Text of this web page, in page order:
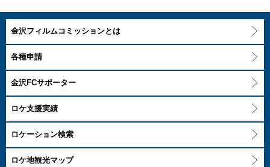
金沢フィルムコミッションとは
各種申請
金沢FCサポーター
ロケ支援実績
ロケーション検索
ロケ地観光マップ